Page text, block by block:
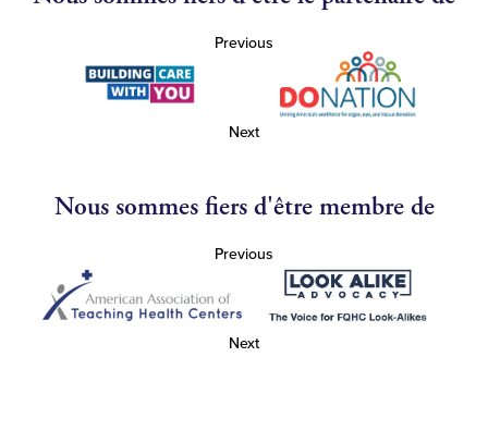
Previous
Next
Nous sommes fiers d'être membre de
Previous
Next